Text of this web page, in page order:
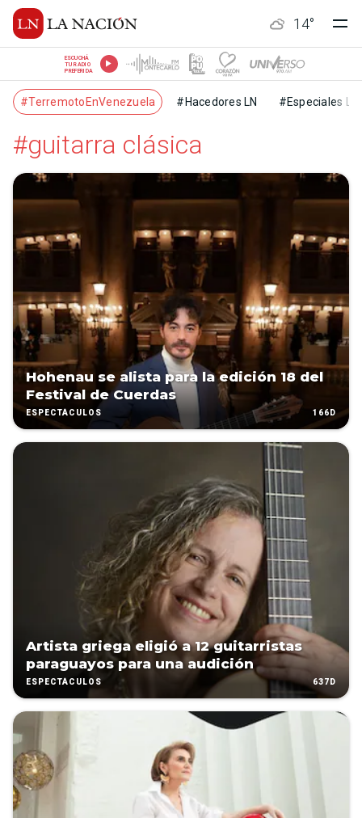
14°
ESCUCHÁ
TU RADIO
PREFERIDA
#TerremotoEnVenezuela #Hacedores LN #Especiales LN
#guitarra clásica
Hohenau se alista para la edición 18 del
Festival de Cuerdas
ESPECTÁCULOS 166D
Artista griega eligió a 12 guitarristas
paraguayos para una audición
ESPECTÁCULOS 637D